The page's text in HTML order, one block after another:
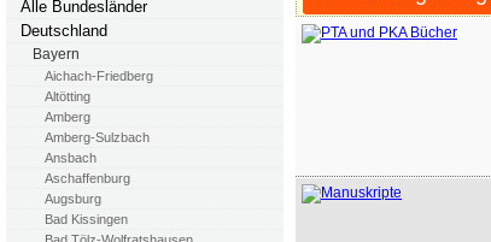
Alle Bundesländer
Deutschland
Bayern
Aichach-Friedberg
Altötting
Amberg
Amberg-Sulzbach
Ansbach
Aschaffenburg
Augsburg
Bad Kissingen